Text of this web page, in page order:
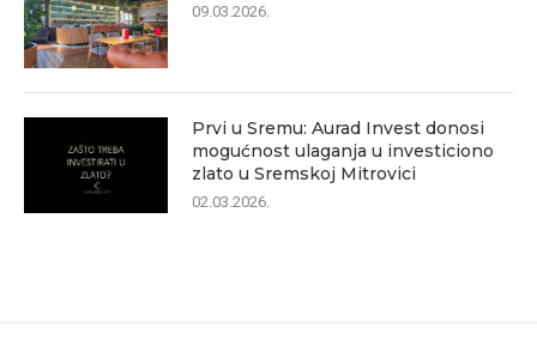
09.03.2026.
Prvi u Sremu: Aurad Invest donosi
mogućnost ulaganja u investiciono
zlato u Sremskoj Mitrovici
02.03.2026.